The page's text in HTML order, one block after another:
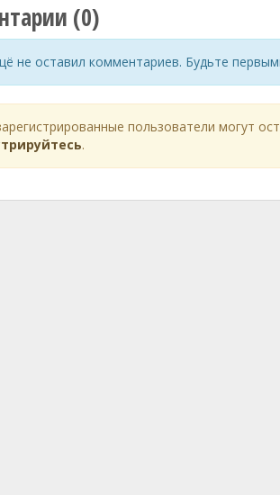
(0)
не оставил комментариев. Будьте
пользователи могут
.